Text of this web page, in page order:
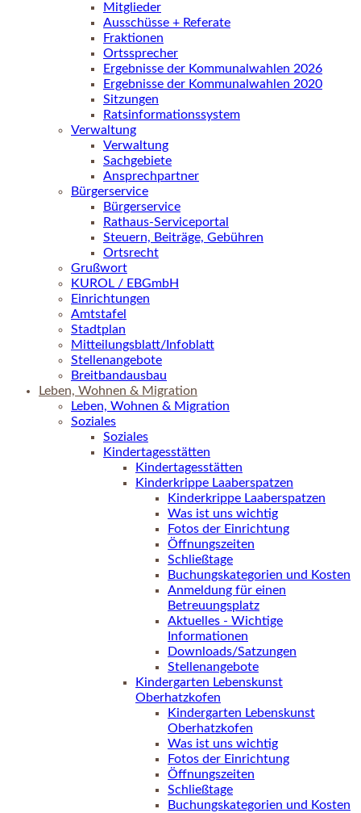
Mitglieder
Ausschüsse + Referate
Fraktionen
Ortssprecher
Ergebnisse der Kommunalwahlen 2026
Ergebnisse der Kommunalwahlen 2020
Sitzungen
Ratsinformationssystem
Verwaltung
Verwaltung
Sachgebiete
Ansprechpartner
Bürgerservice
Bürgerservice
Rathaus-Serviceportal
Steuern, Beiträge, Gebühren
Ortsrecht
Grußwort
KUROL / EBGmbH
Einrichtungen
Amtstafel
Stadtplan
Mitteilungsblatt/Infoblatt
Stellenangebote
Breitbandausbau
Leben, Wohnen & Migration
Leben, Wohnen & Migration
Soziales
Soziales
Kindertagesstätten
Kindertagesstätten
Kinderkrippe Laaberspatzen
Kinderkrippe Laaberspatzen
Was ist uns wichtig
Fotos der Einrichtung
Öffnungszeiten
Schließtage
Buchungskategorien und Kosten
Anmeldung für einen
Betreuungsplatz
Aktuelles - Wichtige
Informationen
Downloads/Satzungen
Stellenangebote
Kindergarten Lebenskunst
Oberhatzkofen
Kindergarten Lebenskunst
Oberhatzkofen
Was ist uns wichtig
Fotos der Einrichtung
Öffnungszeiten
Schließtage
Buchungskategorien und Kosten